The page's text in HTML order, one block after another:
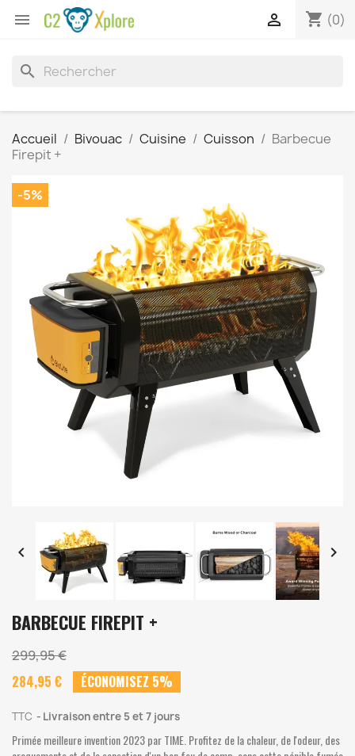
 shopping_cart (0)

search
Accueil Bivouac Cuisine Cuisson
Barbecue
Firepit +
-5%
 
BARBECUE FIREPIT +
299,95 €
284,95 € ÉCONOMISEZ 5%
TTC Livraison entre 5 et 7 jours
Primée meilleure invention 2023 par TIME. Profitez de la chaleur, de l'odeur, des